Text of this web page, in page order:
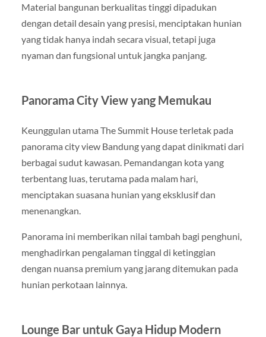
Material bangunan berkualitas tinggi dipadukan
dengan detail desain yang presisi, menciptakan hunian
yang tidak hanya indah secara visual, tetapi juga
nyaman dan fungsional untuk jangka panjang.
Panorama City View yang Memukau
Keunggulan utama The Summit House terletak pada
panorama city view Bandung yang dapat dinikmati dari
berbagai sudut kawasan. Pemandangan kota yang
terbentang luas, terutama pada malam hari,
menciptakan suasana hunian yang eksklusif dan
menenangkan.
Panorama ini memberikan nilai tambah bagi penghuni,
menghadirkan pengalaman tinggal di ketinggian
dengan nuansa premium yang jarang ditemukan pada
hunian perkotaan lainnya.
Lounge Bar untuk Gaya Hidup Modern